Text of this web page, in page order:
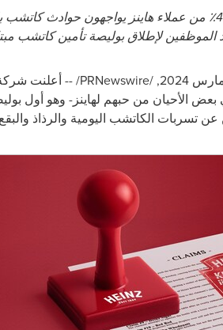
٪ من عملاء هاينز يواجهون حوادث كاتشب
لإطلاق بوليصة تأمين كاتشب مبتكرة تغطي 57 مطالبة
أعلنت
بعض الأحيان من حبهم لهاينز- وهو أول
عن تسربات الكاتشب اليومية والرذاذ